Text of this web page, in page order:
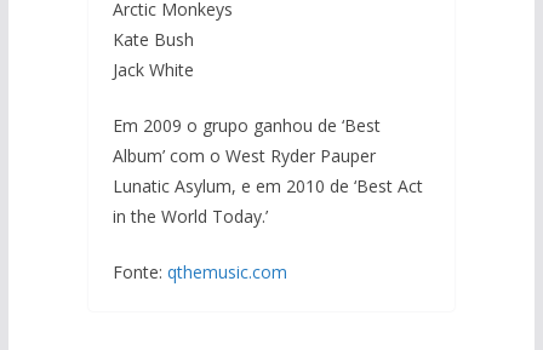
Arctic Monkeys
Kate Bush
Jack White
Em 2009 o grupo ganhou de ‘Best
Album’ com o West Ryder Pauper
Lunatic Asylum, e em 2010 de ‘Best Act
in the World Today.’
Fonte: qthemusic.com